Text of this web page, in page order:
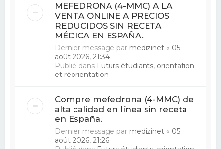
MEFEDRONA (4-MMC) A LA
VENTA ONLINE A PRECIOS
REDUCIDOS SIN RECETA
MÉDICA EN ESPAÑA.
Dernier message par medizinet « 05
août 2026, 21:34
Publié dans Futurs étudiants, orientation
et réorientation
Compre mefedrona (4-MMC) de
alta calidad en línea sin receta
en España.
Dernier message par medizinet « 05
août 2026, 21:26